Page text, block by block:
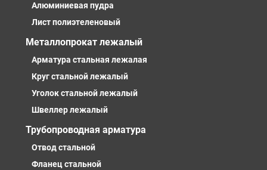
Алюминиевая пудра
Лист полиэтеленовый
Металлопрокат лежалый
Арматура стальная лежалая
Круг стальной лежалый
Уголок стальной лежалый
Швеллер лежалый
Трубопроводная арматура
Отвод стальной
Фланец стальной